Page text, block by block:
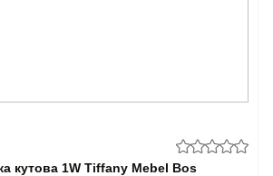
кутова 1W Tiffany Mebel Bos